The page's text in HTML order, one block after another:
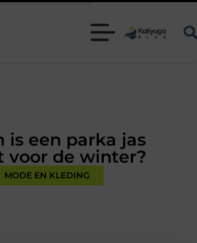
de praktijk
is een parka jas
voor de winter?
MODE EN KLEDING